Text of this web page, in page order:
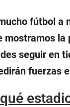
fútbol a
mostramos la
seguir en
fuerzas